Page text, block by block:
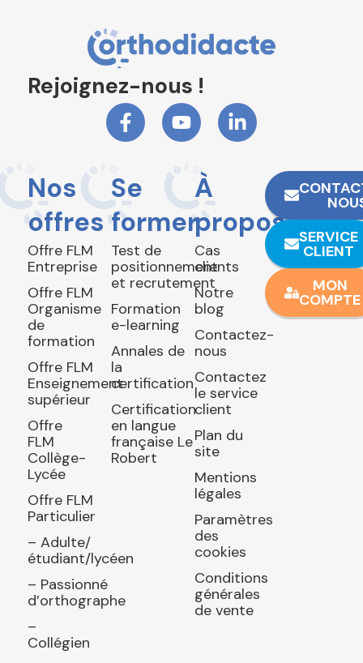
Rejoignez-nous !
Nos
offres
Offre FLM
Entreprise
Offre FLM
Organisme
de
formation
Offre FLM
Enseignement
supérieur
Offre
FLM
Collège-
Lycée
Offre FLM
Particulier
– Adulte/
étudiant/lycéen
– Passionné
d’orthographe
–
Collégien
Se
former
Test de
positionnement
et recrutement
Formation
e-learning
Annales de
la
certification
Certification
en langue
française Le
Robert
À
propos
Cas
clients
Notre
blog
Contactez-
nous
Contactez
le service
client
Plan du
site
Mentions
légales
Paramètres
des
cookies
Conditions
générales
de vente
SERVICE
CLIENT
MON
COMPTE